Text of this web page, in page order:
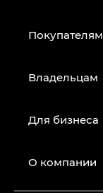
Покупателям
Владельцам
Для бизнеса
О компании